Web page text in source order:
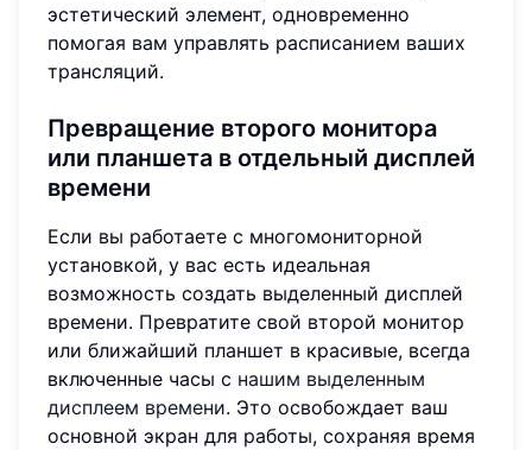
эстетический элемент, одновременно
помогая вам управлять расписанием ваших
трансляций.
Превращение второго монитора
или планшета в отдельный дисплей
времени
Если вы работаете с многомониторной
установкой, у вас есть идеальная
возможность создать выделенный дисплей
времени. Превратите свой второй монитор
или ближайший планшет в красивые, всегда
включенные часы с нашим выделенным
дисплеем времени. Это освобождает ваш
основной экран для работы, сохраняя время